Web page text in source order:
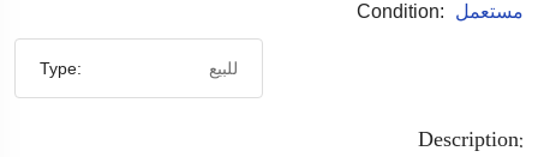
Condition:
مستعمل
Type: للبيع
Description: